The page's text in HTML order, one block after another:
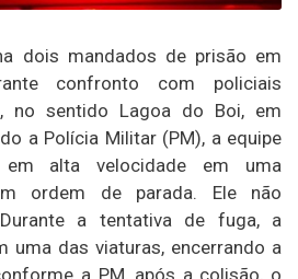
dois mandados de prisão em
confronto com policiais
no sentido Lagoa do Boi, em
a Polícia Militar (PM), a equipe
alta velocidade em uma
ordem de parada. Ele não
a tentativa de fuga, a
uma das viaturas, encerrando a
a PM, após a colisão, o